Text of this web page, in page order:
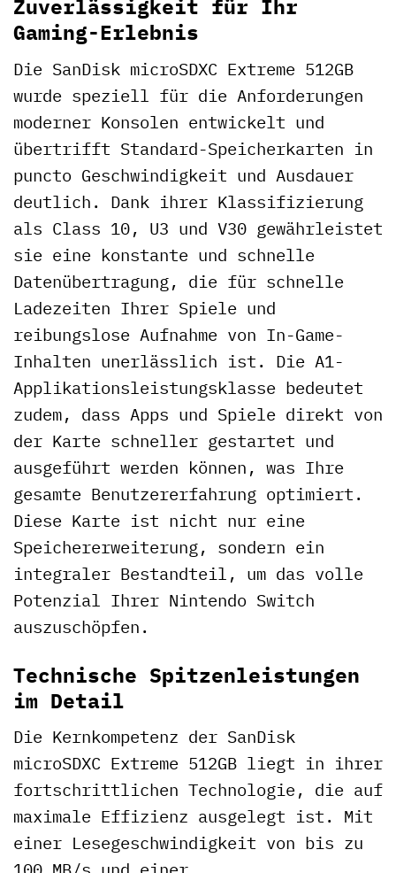
Zuverlässigkeit für Ihr
Gaming-Erlebnis
Die SanDisk microSDXC Extreme 512GB
wurde speziell für die Anforderungen
moderner Konsolen entwickelt und
übertrifft Standard-Speicherkarten in
puncto Geschwindigkeit und Ausdauer
deutlich. Dank ihrer Klassifizierung
als Class 10, U3 und V30 gewährleistet
sie eine konstante und schnelle
Datenübertragung, die für schnelle
Ladezeiten Ihrer Spiele und
reibungslose Aufnahme von In-Game-
Inhalten unerlässlich ist. Die A1-
Applikationsleistungsklasse bedeutet
zudem, dass Apps und Spiele direkt von
der Karte schneller gestartet und
ausgeführt werden können, was Ihre
gesamte Benutzererfahrung optimiert.
Diese Karte ist nicht nur eine
Speichererweiterung, sondern ein
integraler Bestandteil, um das volle
Potenzial Ihrer Nintendo Switch
auszuschöpfen.
Technische Spitzenleistungen
im Detail
Die Kernkompetenz der SanDisk
microSDXC Extreme 512GB liegt in ihrer
fortschrittlichen Technologie, die auf
maximale Effizienz ausgelegt ist. Mit
einer Lesegeschwindigkeit von bis zu